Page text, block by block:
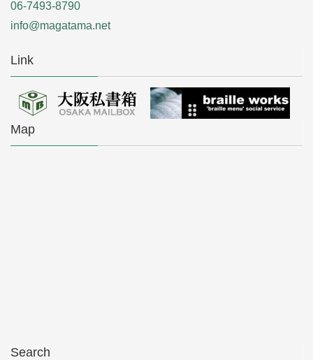
06-7493-8790
info@magatama.net
Link
Map
Search